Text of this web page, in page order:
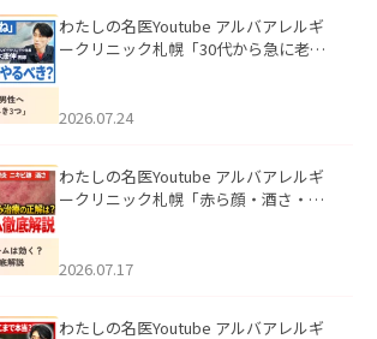
わたしの名医Youtube アルバアレルギ
ークリニック札幌「30代から急に老け
た。
2026.07.24
わたしの名医Youtube アルバアレルギ
ークリニック札幌「赤ら顔・酒さ・ニ
した。
2026.07.17
わたしの名医Youtube アルバアレルギ